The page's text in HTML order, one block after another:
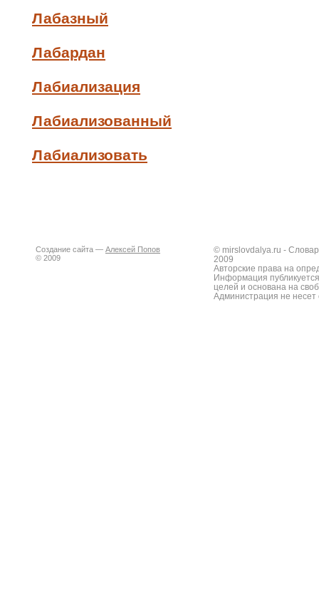
Лабазный
Лабардан
Лабиализация
Лабиализованный
Лабиализовать
Создание сайта — Алексей Попов
© 2009
© mirslovdalya.ru -
2009
Авторские права на
Информация
целей и основана на
Администрация не несет